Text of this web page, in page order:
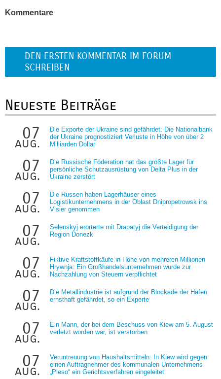
Kommentare
DEN ERSTEN KOMMENTAR IM FORUM
SCHREIBEN
Neueste Beiträge
07
aug.
Die Exporte der Ukraine sind gefährdet: Die Nationalbank
der Ukraine prognostiziert Verluste in Höhe von über 2
Milliarden Dollar
07
aug.
Die Russische Föderation hat das größte Lager für
persönliche Schutzausrüstung von Delta Plus in der
Ukraine zerstört
07
aug.
Die Russen haben Lagerhäuser eines
Logistikunternehmens in der Oblast Dnipropetrowsk ins
Visier genommen
07
aug.
Selenskyj erörterte mit Drapatyj die Verteidigung der
Region Donezk
07
aug.
Fiktive Kraftstoffkäufe in Höhe von mehreren Millionen
Hrywnja: Ein Großhandelsunternehmen wurde zur
Nachzahlung von Steuern verpflichtet
07
aug.
Die Metallindustrie ist aufgrund der Blockade der Häfen
ernsthaft gefährdet, so ein Experte
07
aug.
Ein Mann, der bei dem Beschuss von Kiew am 5. August
verletzt worden war, ist verstorben
07
aug.
Veruntreuung von Haushaltsmitteln: In Kiew wird gegen
einen Auftragnehmer des kommunalen Unternehmens
„Pleso“ ein Gerichtsverfahren eingeleitet